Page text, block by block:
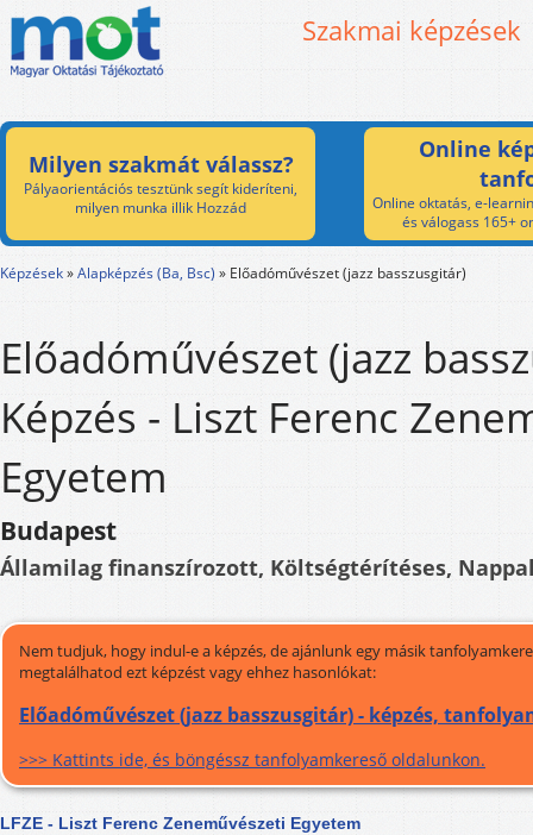
Szakmai képzések
Milyen szakmát válassz?
Pályaorientációs tesztünk segít kideríteni,
milyen munka illik Hozzád
Online
Online oktatás, e-
és válogass 165+
Képzések»Alapképzés (Ba, Bsc) » Előadóművészet (jazz basszusgitár)
Előadóművészet (jazz
Képzés - Liszt Ferenc
Egyetem
Budapest
Államilag finanszírozott, Költségtérítéses,
Nem tudjuk, hogy indul-e a képzés, de ajánlunk egy másik
megtalálhatod ezt képzést vagy ehhez hasonlókat:
Előadóművészet (jazz basszusgitár) - képzés,
>>> Kattints ide, és böngéssz tanfolyamkereső oldalunkon.
LFZE - Liszt Ferenc Zeneművészeti Egyetem